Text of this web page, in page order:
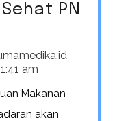
PN
am
Makanan
akan